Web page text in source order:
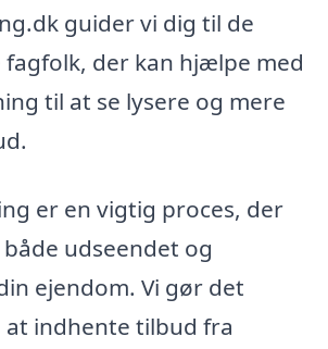
guider vi dig til de
fagfolk, der kan hjælpe med
til at se lysere og mere
er en vigtig proces, der
udseendet og
ejendom. Vi gør det
indhente tilbud fra